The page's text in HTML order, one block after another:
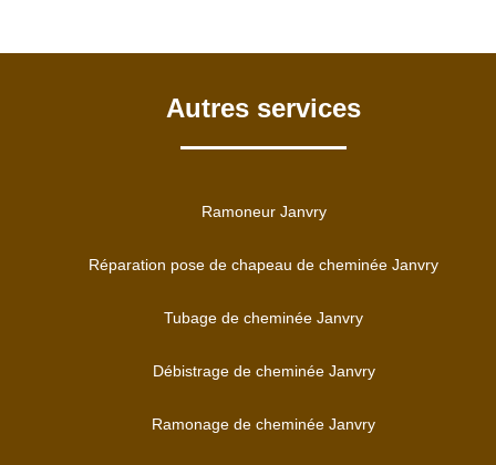
Autres services
Ramoneur Janvry
Réparation pose de chapeau de cheminée Janvry
Tubage de cheminée Janvry
Débistrage de cheminée Janvry
Ramonage de cheminée Janvry